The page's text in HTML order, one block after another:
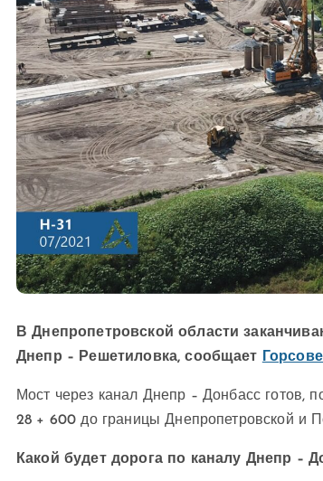
В Днепропетровской области
Днепр – Решетиловка, сообщает
Мост через канал Днепр – Донбасс готов,
28 + 600 до границы Днепропетровской и
Какой будет дорога по каналу Днепр –